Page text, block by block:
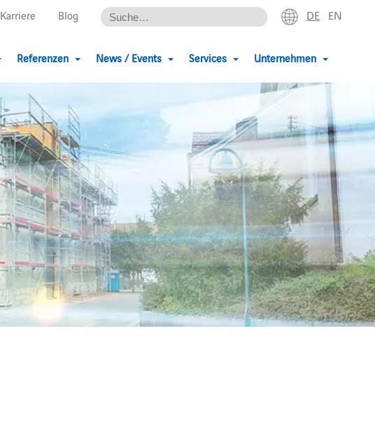
Karriere Blog DE EN
Referenzen News / Events Services Unternehmen